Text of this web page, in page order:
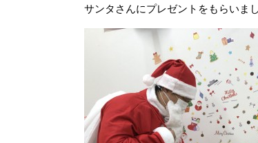
サンタさんにプレゼントをもらいま